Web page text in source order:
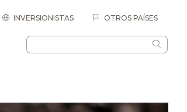
INVERSIONISTAS OTROS PAÍSES